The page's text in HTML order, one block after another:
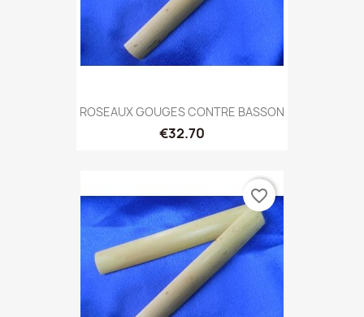
ROSEAUX GOUGES CONTRE BASSON
€32.70
favorite_border